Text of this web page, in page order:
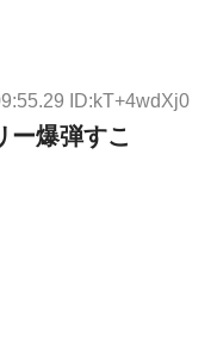
ID:kT+4wdXj0
ー爆弾すこ